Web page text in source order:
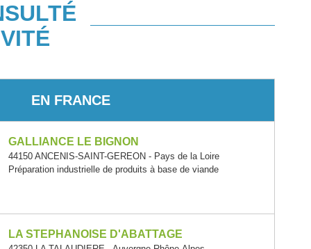
EN FRANCE
GALLIANCE LE BIGNON
44150 ANCENIS-SAINT-GEREON - Pays de la Loire
Préparation industrielle de produits à base de viande
LA STEPHANOISE D'ABATTAGE